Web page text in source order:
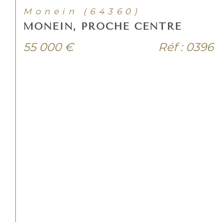
Monein (64360)
MONEIN, PROCHE CENTRE
55 000 € Réf : 0396